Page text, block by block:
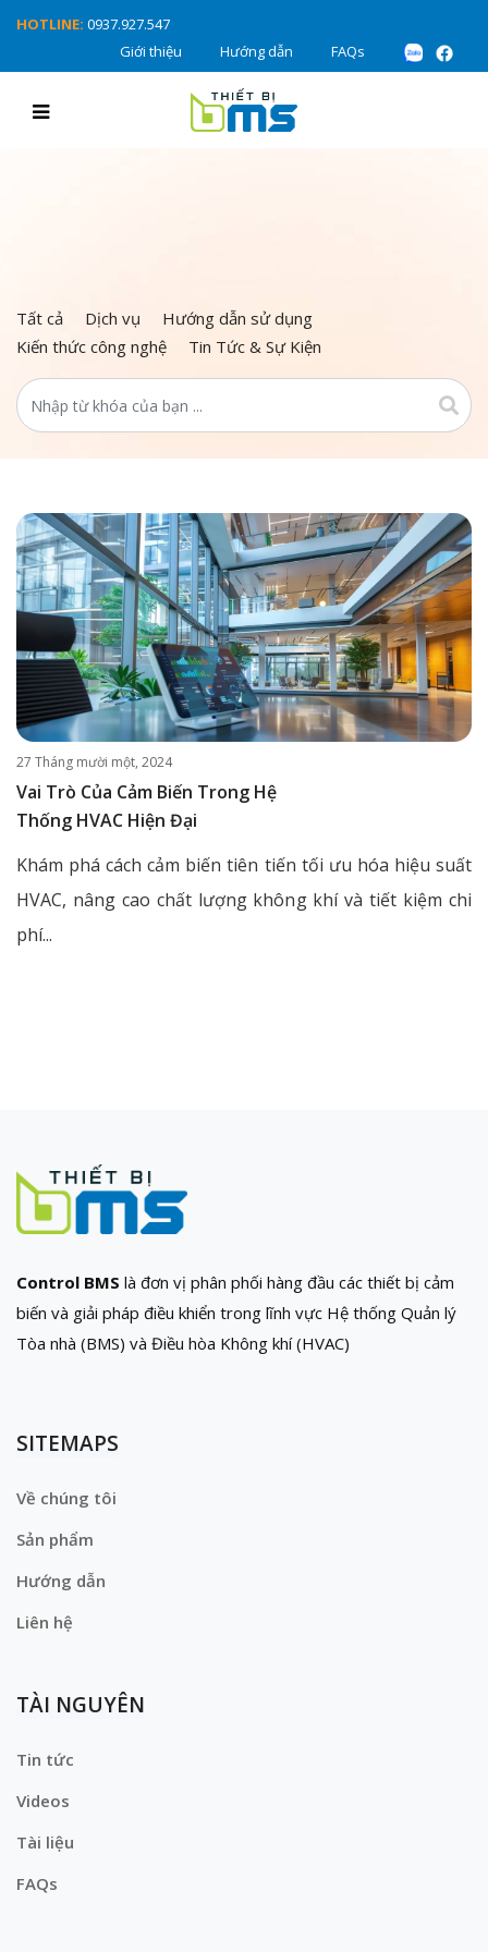
HOTLINE: 0937.927.547
Giới thiệu
Hướng dẫn FAQs
Tất cả Dịch vụ
Hướng dẫn sử dụng
Kiến thức công nghệ
Tin Tức & Sự Kiện
27 Tháng mười một, 2024
Vai Trò Của Cảm Biến Trong Hệ
Thống HVAC Hiện Đại
Khám phá cách cảm biến tiên tiến tối ưu hóa hiệu suất
HVAC, nâng cao chất lượng không khí và tiết kiệm chi
phí...
Control BMS là đơn vị phân phối hàng đầu các thiết bị cảm
biến và giải pháp điều khiển trong lĩnh vực Hệ thống Quản lý
Tòa nhà (BMS) và Điều hòa Không khí (HVAC)
SITEMAPS
Về chúng tôi
Sản phẩm
Hướng dẫn
Liên hệ
TÀI NGUYÊN
Tin tức
Videos
Tài liệu
FAQs